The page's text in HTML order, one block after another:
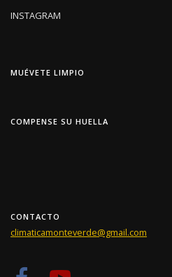
INSTAGRAM
MUÉVETE LIMPIO
COMPENSE SU HUELLA
CONTACTO
climaticamonteverde@gmail.com